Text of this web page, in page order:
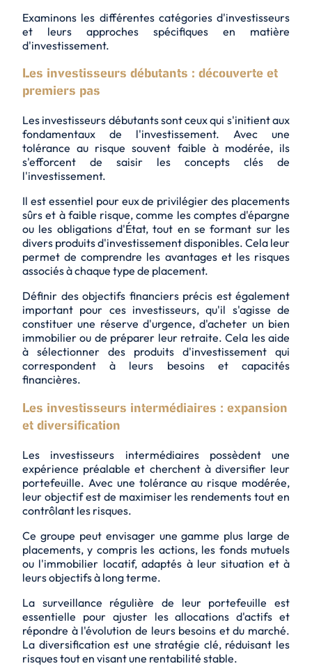
Examinons les différentes catégories d'investisseurs
et leurs approches spécifiques en matière
d'investissement.
Les investisseurs débutants : découverte et
premiers pas
Les investisseurs débutants sont ceux qui s'initient aux
fondamentaux de l'investissement. Avec une
tolérance au risque souvent faible à modérée, ils
s'efforcent de saisir les concepts clés de
l'investissement.
Il est essentiel pour eux de privilégier des placements
sûrs et à faible risque, comme les comptes d'épargne
ou les obligations d'État, tout en se formant sur les
divers produits d'investissement disponibles. Cela leur
permet de comprendre les avantages et les risques
associés à chaque type de placement.
Définir des objectifs financiers précis est également
important pour ces investisseurs, qu'il s'agisse de
constituer une réserve d'urgence, d'acheter un bien
immobilier ou de préparer leur retraite. Cela les aide
à sélectionner des produits d'investissement qui
correspondent à leurs besoins et capacités
financières.
Les investisseurs intermédiaires : expansion
et diversification
Les investisseurs intermédiaires possèdent une
expérience préalable et cherchent à diversifier leur
portefeuille. Avec une tolérance au risque modérée,
leur objectif est de maximiser les rendements tout en
contrôlant les risques.
Ce groupe peut envisager une gamme plus large de
placements, y compris les actions, les fonds mutuels
ou l'immobilier locatif, adaptés à leur situation et à
leurs objectifs à long terme.
La surveillance régulière de leur portefeuille est
essentielle pour ajuster les allocations d'actifs et
répondre à l'évolution de leurs besoins et du marché.
La diversification est une stratégie clé, réduisant les
risques tout en visant une rentabilité stable.